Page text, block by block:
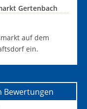
Gertenbach
auf dem
ein.
Bewertungen